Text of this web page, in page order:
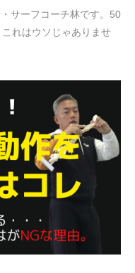
サーフコーチ林です。50
れはウソじゃありませ